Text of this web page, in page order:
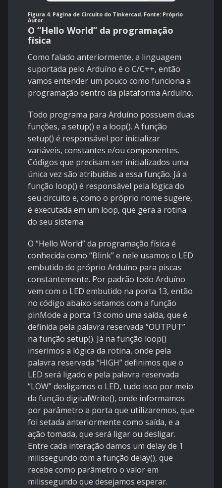
Figura 4. Página de Circuito do Tinkercad. Fonte: Próprio
Autor.
O “Hello World” da programação
física
Como falado anteriormente, a linguagem
suportada pelo Arduíno é o C/C++, então
vamos entender um pouco como funciona a
programação dentro da plataforma Arduíno.
Todo programa para Arduíno possuem duas
funções, a setup() e a loop(). A função
setup() é responsável por inicializar
variáveis, constantes e/ou componentes.
Códigos que precisam ser inicializados uma
única vez são atribuídas a essa função. Já a
função loop() é responsável pela lógica do
seu circuito e, como o próprio nome sugere,
é executada em um loop, que gera a rotina
do seu sistema.
O “Hello World” da programação física é
conhecida como “Blink” e nele usamos o LED
embutido do próprio Arduíno para piscas
constantemente. Por padrão todo Arduíno
vem com o LED embutido na porta 13, então
no código abaixo setamos com a função
pinMode a porta 13 como uma saída, que é
definida pela palavra reservada “OUTPUT”
na função setup(). Já na função loop()
inserimos a lógica da rotina, onde pela
palavra reservada “HIGH” definimos que o
LED será ligado e pela palavra reservada
“LOW” desligamos o LED, tudo isso por meio
da função digitalWrite(), onde informamos
por parâmetro a porta que utilizaremos, que
foi setada anteriormente como saída, e a
ação tomada, que será ligar ou desligar.
Entre cada interação damos um delay de 1
milissegundo com a função delay(), que
recebe como parâmetro o valor em
milissegundo que desejamos esperar.